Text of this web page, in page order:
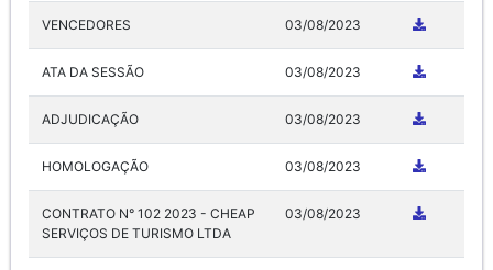
VENCEDORES 03/08/2023
ATA DA SESSÃO 03/08/2023
ADJUDICAÇÃO 03/08/2023
HOMOLOGAÇÃO 03/08/2023
CONTRATO N° 102 2023 - CHEAP
SERVIÇOS DE TURISMO LTDA
03/08/2023